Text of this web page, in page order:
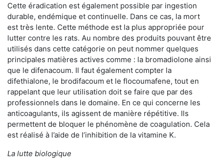
Cette éradication est également possible par ingestion
durable, endémique et continuelle. Dans ce cas, la mort
est très lente. Cette méthode est la plus appropriée pour
lutter contre les rats. Au nombre des produits pouvant être
utilisés dans cette catégorie on peut nommer quelques
principales matières actives comme : la bromadiolone ainsi
que le difenacoum. Il faut également compter la
difethialone, le brodifacoum et le flocoumafene, tout en
rappelant que leur utilisation doit se faire que par des
professionnels dans le domaine. En ce qui concerne les
anticoagulants, ils agissent de manière répétitive. Ils
permettent de bloquer le phénomène de coagulation. Cela
est réalisé à l’aide de l’inhibition de la vitamine K.
La lutte biologique